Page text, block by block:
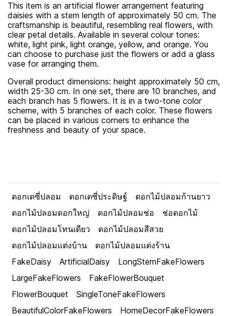
This item is an artificial flower arrangement featuring
daisies with a stem length of approximately 50 cm. The
craftsmanship is beautiful, resembling real flowers, with
clear petal details. Available in several colour tones:
white, light pink, light orange, yellow, and orange. You
can choose to purchase just the flowers or add a glass
vase for arranging them.
Overall product dimensions: height approximately 50 cm,
width 25-30 cm. In one set, there are 10 branches, and
each branch has 5 flowers. It is in a two-tone color
scheme, with 5 branches of each color. These flowers
can be placed in various corners to enhance the
freshness and beauty of your space.
ดอกเดซี่ปลอม ดอกเดซี่ประดิษฐ์
ดอกไม้ปลอมก้านยาว
ดอกไม้ปลอมดอกใหญ่
ดอกไม้ปลอมช่อ
ช่อดอกไม้
ดอกไม้ปลอมโทนเดียว
ดอกไม้ปลอมสีสวย
ดอกไม้ปลอมแต่งบ้าน
ดอกไม้ปลอมแต่งร้าน
FakeDaisy
ArtificialDaisy
LongStemFakeFlowers
LargeFakeFlowers
FakeFlowerBouquet
FlowerBouquet
SingleToneFakeFlowers
BeautifulColorFakeFlowers
HomeDecorFakeFlowers